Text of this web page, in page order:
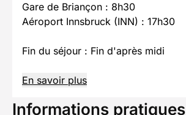
Gare de Briançon : 8h30
Aéroport Innsbruck (INN) : 17h30
Fin du séjour : Fin d'après midi
En savoir plus
Informations pratiques